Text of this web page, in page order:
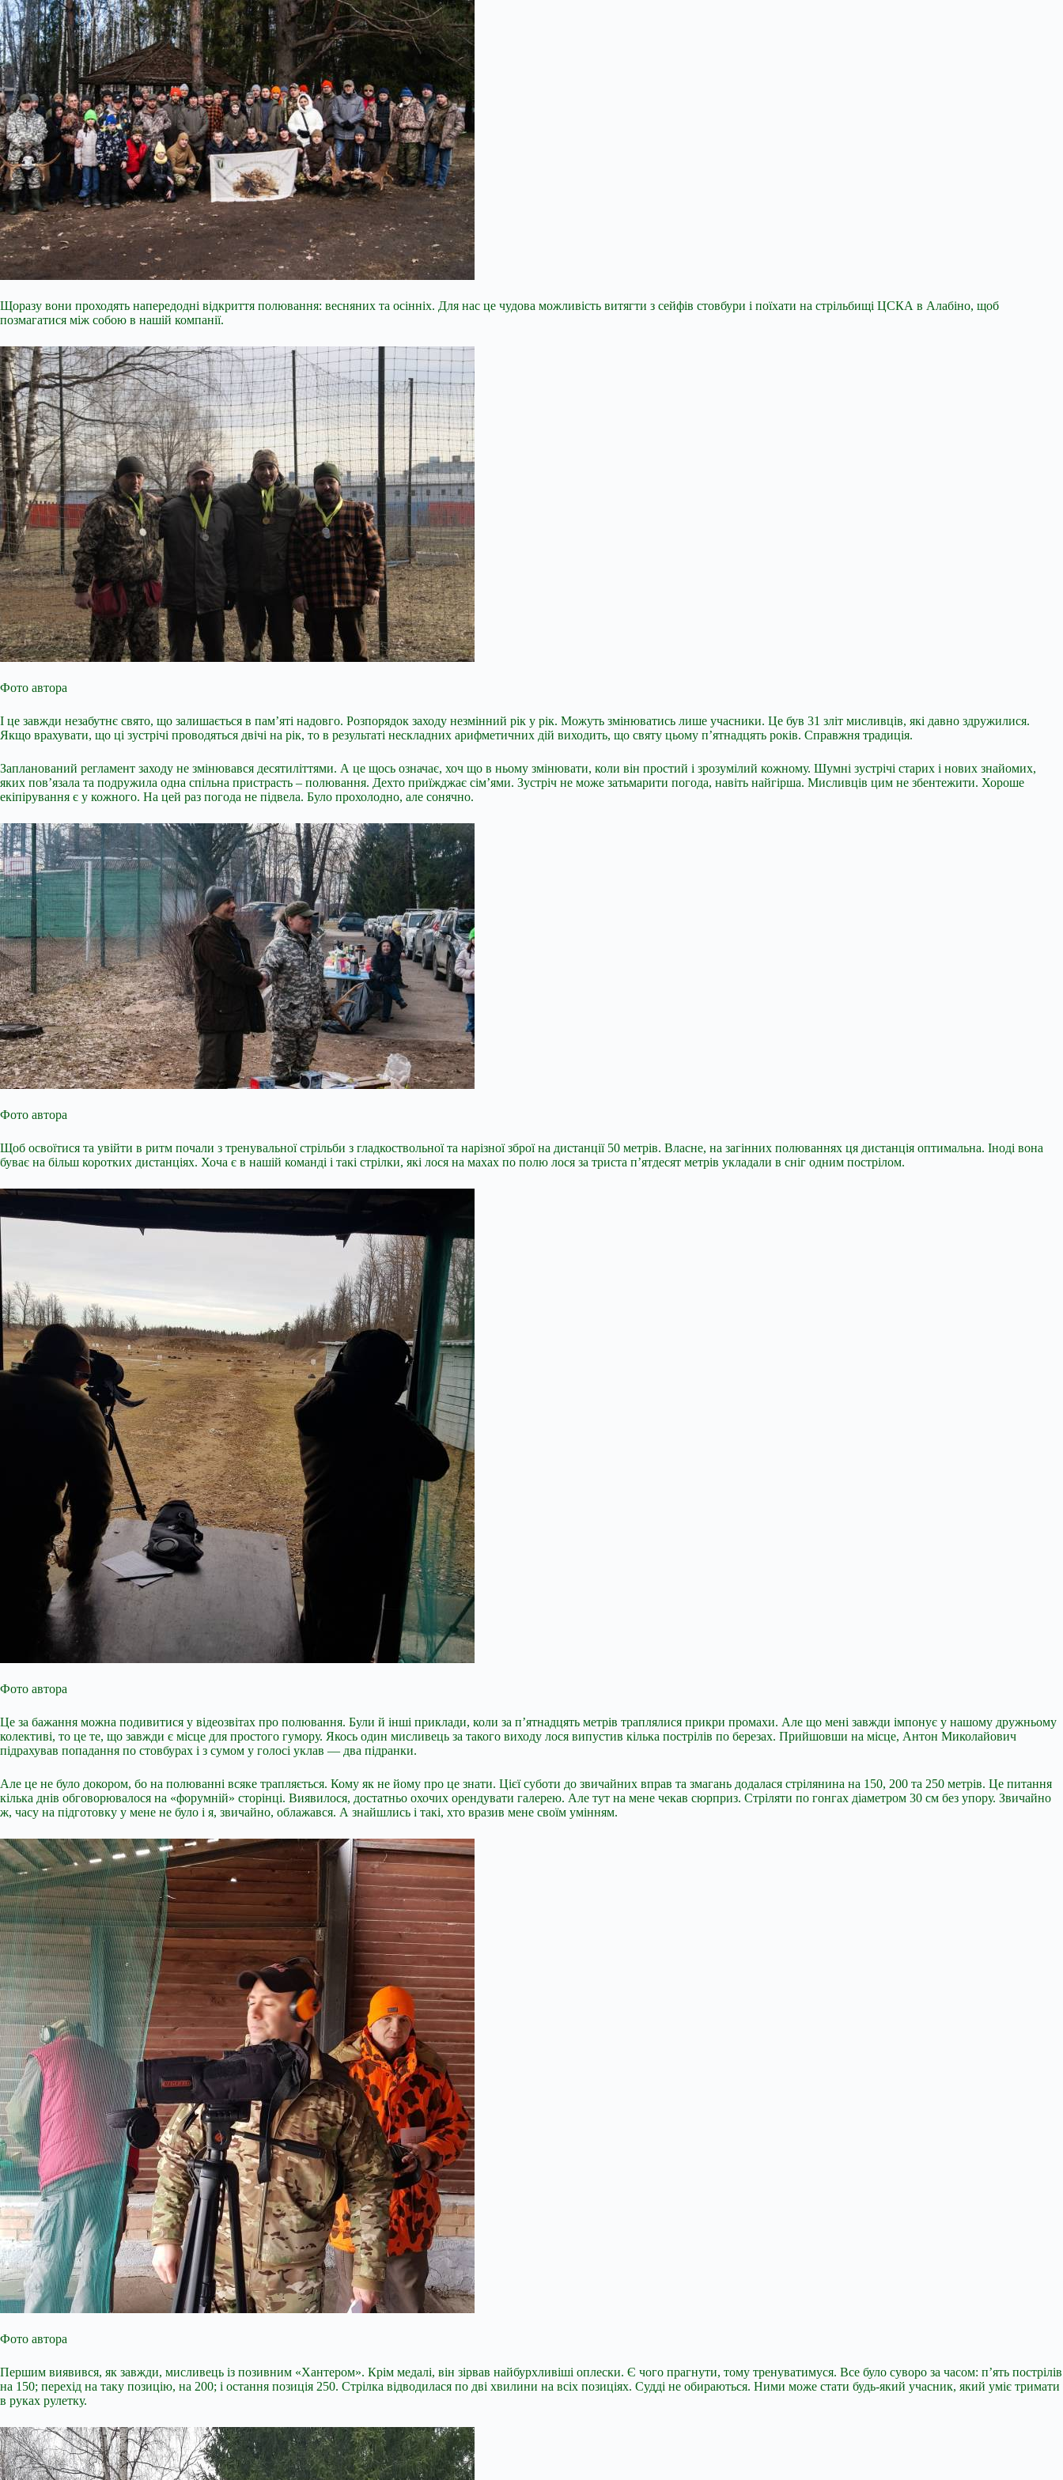
Щоразу вони проходять напередодні відкриття полювання: весняних та осінніх. Для нас це чудова можливість витягти з сейфів стовбури і поїхати на стрільбищі ЦСКА в Алабіно, щоб
позмагатися між собою в нашій компанії.
Фото автора
І це завжди незабутнє свято, що залишається в пам’яті надовго. Розпорядок заходу незмінний рік у рік. Можуть змінюватись лише учасники. Це був 31 зліт мисливців, які давно здружилися.
Якщо врахувати, що ці зустрічі проводяться двічі на рік, то в результаті нескладних арифметичних дій виходить, що святу цьому п’ятнадцять років. Справжня традиція.
Запланований регламент заходу не змінювався десятиліттями. А це щось означає, хоч що в ньому змінювати, коли він простий і зрозумілий кожному. Шумні зустрічі старих і нових знайомих,
яких пов’язала та подружила одна спільна пристрасть – полювання. Дехто приїжджає сім’ями. Зустріч не може затьмарити погода, навіть найгірша. Мисливців цим не збентежити. Хороше
екіпірування є у кожного. На цей раз погода не підвела. Було прохолодно, але сонячно.
Фото автора
Щоб освоїтися та увійти в ритм почали з тренувальної стрільби з гладкоствольної та нарізної зброї на дистанції 50 метрів. Власне, на загінних полюваннях ця дистанція оптимальна. Іноді вона
буває на більш коротких дистанціях. Хоча є в нашій команді і такі стрілки, які лося на махах по полю лося за триста п’ятдесят метрів укладали в сніг одним пострілом.
Фото автора
Це за бажання можна подивитися у відеозвітах про полювання. Були й інші приклади, коли за п’ятнадцять метрів траплялися прикри промахи. Але що мені завжди імпонує у нашому дружньому
колективі, то це те, що завжди є місце для простого гумору. Якось один мисливець за такого виходу лося випустив кілька пострілів по березах. Прийшовши на місце, Антон Миколайович
підрахував попадання по стовбурах і з сумом у голосі уклав — два підранки.
Але це не було докором, бо на полюванні всяке трапляється. Кому як не йому про це знати. Цієї суботи до звичайних вправ та змагань додалася стрілянина на 150, 200 та 250 метрів. Це питання
кілька днів обговорювалося на «форумній» сторінці. Виявилося, достатньо охочих орендувати галерею. Але тут на мене чекав сюрприз. Стріляти по гонгах діаметром 30 см без упору. Звичайно
ж, часу на підготовку у мене не було і я, звичайно, облажався. А знайшлись і такі, хто вразив мене своїм умінням.
Фото автора
Першим виявився, як завжди, мисливець із позивним «Хантером». Крім медалі, він зірвав найбурхливіші оплески. Є чого прагнути, тому тренуватимуся. Все було суворо за часом: п’ять пострілів
на 150; перехід на таку позицію, на 200; і остання позиція 250. Стрілка відводилася по дві хвилини на всіх позиціях. Судді не обираються. Ними може стати будь-який учасник, який уміє тримати
в руках рулетку.